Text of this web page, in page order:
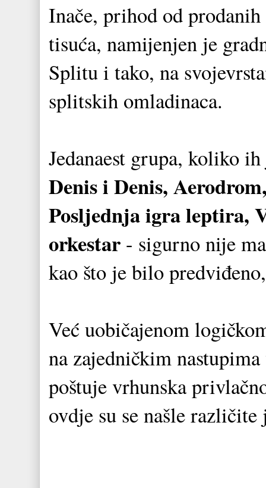
Inače, prihod od
tisuća, namijenjen je
Splitu i tako, na
splitskih omladinaca.
Jedanaest grupa, koliko
Denis i Denis,
Posljednja igra leptira,
orkestar - sigurno nije
kao što je bilo
Već uobičajenom
na zajedničkim
poštuje vrhunska
ovdje su se našle različite